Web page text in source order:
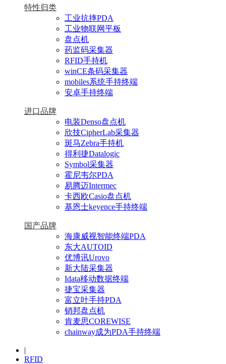
特性归类
工业抗摔PDA
工业物联网平板
盘点机
药监码采集器
RFID手持机
winCE条码采集器
mobiles系统手持终端
安卓手持终端
进口品牌
电装Denso盘点机
欣技CipherLab采集器
斑马Zebra手持机
得利捷Datalogic
Symbol采集器
霍尼韦尔PDA
易腾迈Intermec
卡西欧Casio盘点机
基恩士keyence手持终端
国产品牌
海康威视智能终端PDA
东大AUTOID
优博讯Urovo
新大陆采集器
Idata移动数据终端
捷宝采集器
富立叶手持PDA
销邦盘点机
肯麦思COREWISE
chainway成为PDA手持终端
|
RFID